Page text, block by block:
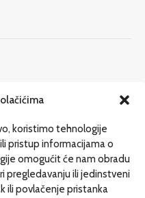
koristimo tehnologije
pristup informacijama o
omogućit će nam obradu
pregledavanju ili jedinstveni
ili povlačenje pristanka